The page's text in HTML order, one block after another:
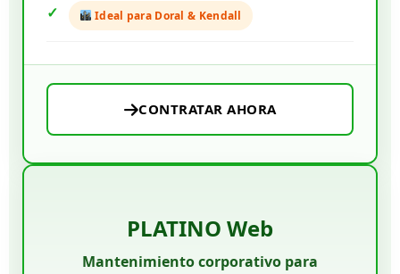
Ideal para Doral & Kendall
CONTRATAR AHORA
PLATINO Web
Mantenimiento corporativo para